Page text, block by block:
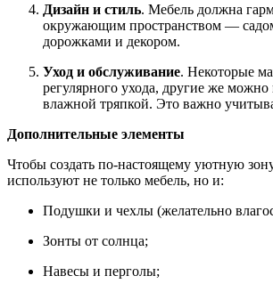
Дизайн и стиль. Мебель должна
окружающим пространством —
дорожками и декором.
Уход и обслуживание. Некоторые
регулярного ухода, другие же можно
влажной тряпкой. Это важно
Дополнительные элементы
Чтобы создать по-настоящему уютную
используют не только мебель, но и:
Подушки и чехлы (желательно
Зонты от солнца;
Навесы и перголы;